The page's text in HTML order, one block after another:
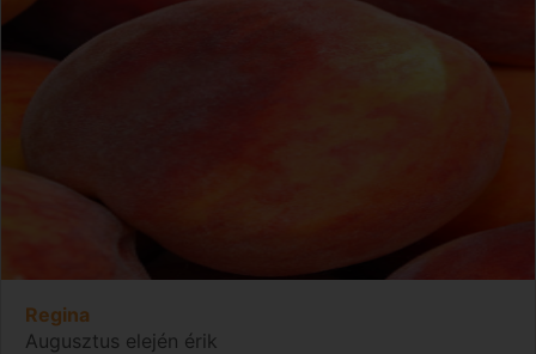
Regina
Augusztus elején érik